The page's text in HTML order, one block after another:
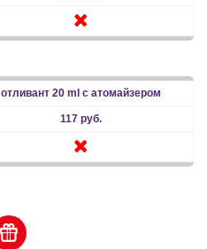
отливант 20 ml с атомайзером
117 руб.